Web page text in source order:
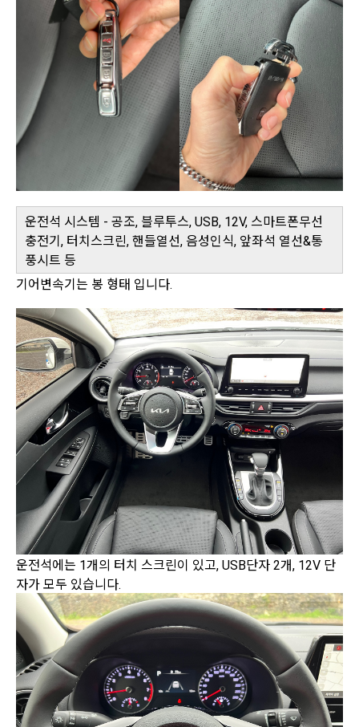
운전석 시스템 - 공조, 블루투스, USB, 12V, 스마트폰무선
충전기, 터치스크린, 핸들열선, 음성인식, 앞좌석 열선&통
풍시트 등
기어변속기는 봉 형태 입니다.
운전석에는 1개의 터치 스크린이 있고, USB단자 2개, 12V 단
자가 모두 있습니다.